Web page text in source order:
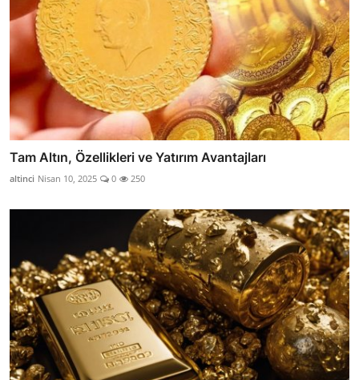
Tam Altın, Özellikleri ve Yatırım Avantajları
altinci Nisan 10, 2025 0 250